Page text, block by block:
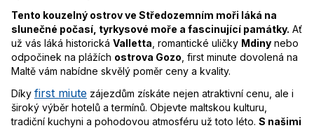
Tento kouzelný ostrov ve Středozemním moři láká na
slunečné počasí, tyrkysové moře a fascinující památky. Ať
už vás láká historická Valletta , romantické uličky Mdiny nebo
odpočinek na plážích ostrova Gozo , first minute dovolená na
Maltě vám nabídne skvělý poměr ceny a kvality.
Díky first miute zájezdům získáte nejen atraktivní cenu, ale i
široký výběr hotelů a termínů. Objevte maltskou kulturu,
tradiční kuchyni a pohodovou atmosféru už toto léto. S našimi